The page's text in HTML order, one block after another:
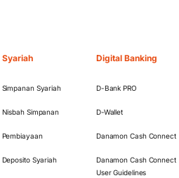
Syariah
Simpanan Syariah
Nisbah Simpanan
Pembiayaan
Deposito Syariah
Digital Banking
D-Bank PRO
D-Wallet
Danamon Cash Connect
Danamon Cash Connect
User Guidelines